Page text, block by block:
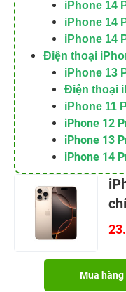
iPhone 14
iPhone 14
iPhone 14
Điện thoại
iPhone 13
Điện thoại
iPhone 11
iPhone 12
iPhone 13
iPhone 14
Mua hàng